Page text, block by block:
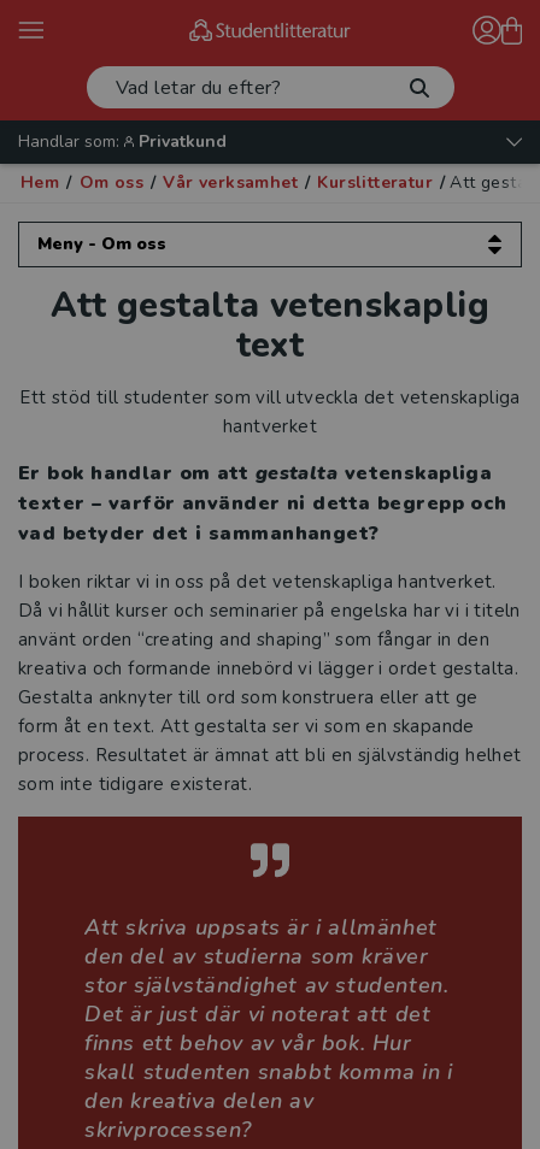
Handlar som:
Privatkund
Hem / Om oss / Vår verksamhet / Kurslitteratur / Att
Meny - Om oss
Om oss
Vår verksamhet
Läromedel
Kurslitteratur
Därför behövs den svenska
kurslitteraturen
Så hotas den svenska kurslitteraturen
Studora
Kurslitteratur för Yrkeshögskolan
Kompetensutveckling
Organisation och ledning
Jobba hos oss
Historia
Studentlitteratur i siffror
Att gestalta vetenskaplig
text
Ett stöd till studenter som vill utveckla det vetenskapliga
hantverket
Er bok handlar om att gestalta vetenskapliga
texter – varför använder ni detta begrepp och
vad betyder det i sammanhanget?
I boken riktar vi in oss på det vetenskapliga hantverket.
Då vi hållit kurser och seminarier på engelska har vi i titeln
använt orden “creating and shaping” som fångar in den
kreativa och formande innebörd vi lägger i ordet gestalta.
Gestalta anknyter till ord som konstruera eller att ge
form åt en text. Att gestalta ser vi som en skapande
process. Resultatet är ämnat att bli en självständig helhet
som inte tidigare existerat.
Att skriva uppsats är i allmänhet
den del av studierna som kräver
stor självständighet av studenten.
Det är just där vi noterat att det
finns ett behov av vår bok. Hur
skall studenten snabbt komma in i
den kreativa delen av
skrivprocessen?